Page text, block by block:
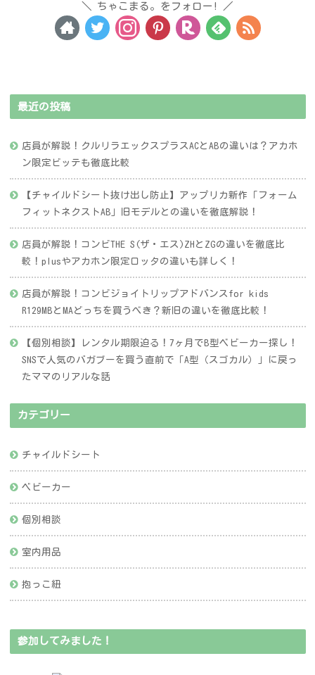
ちゃこまる。をフォロー!
最近の投稿
店員が解説！クルリラエックスプラスACとABの違いは？アカホ
ン限定ビッテも徹底比較
【チャイルドシート抜け出し防止】アップリカ新作「フォーム
フィットネクストAB」旧モデルとの違いを徹底解説！
店員が解説！コンビTHE S(ザ・エス)ZHとZGの違いを徹底比
較！plusやアカホン限定ロッタの違いも詳しく！
店員が解説！コンビジョイトリップアドバンスfor kids
R129MBとMAどっちを買うべき？新旧の違いを徹底比較！
【個別相談】レンタル期限迫る！7ヶ月でB型ベビーカー探し！
SNSで人気のバガブーを買う直前で「A型（スゴカル）」に戻っ
たママのリアルな話
カテゴリー
チャイルドシート
ベビーカー
個別相談
室内用品
抱っこ紐
参加してみました！